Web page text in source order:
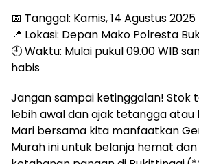
📅 Tanggal: Kamis, 14 Agustus 2025
📍 Lokasi: Depan Mako Polresta
🕘 Waktu: Mulai pukul 09.00 WIB
habis
Jangan sampai ketinggalan! Stok
lebih awal dan ajak tetangga atau
Mari bersama kita manfaatkan
Murah ini untuk belanja hemat